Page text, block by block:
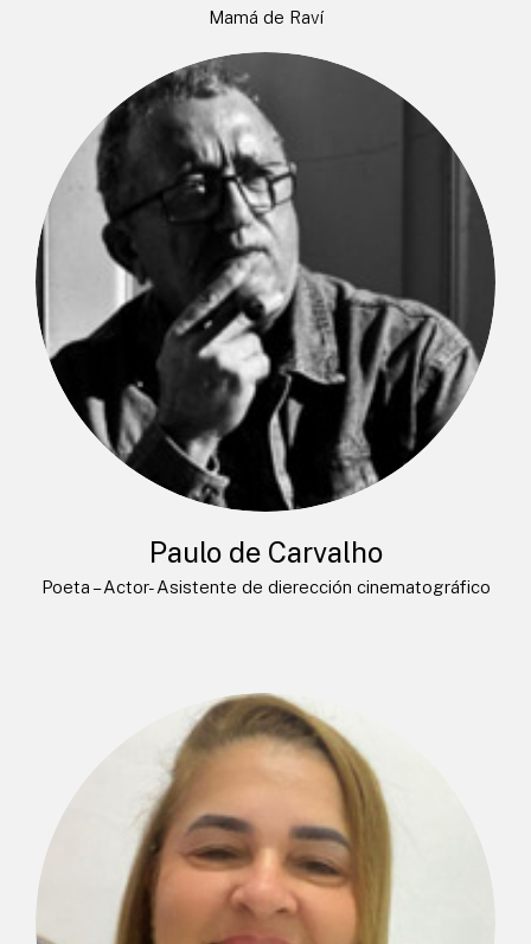
Mamá de Raví
Paulo de Carvalho
Poeta – Actor- Asistente de dierección cinematográfico